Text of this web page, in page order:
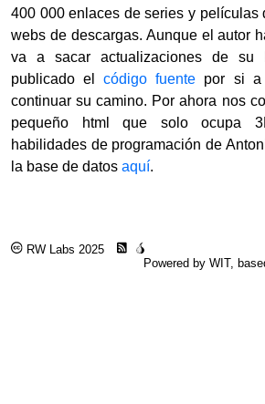
400 000 enlaces de series y películas
webs de descargas. Aunque el autor
va a sacar actualizaciones de su
publicado elcódigo fuente por si a
continuar su camino. Por ahora nos
pequeño html que solo ocupa
habilidades de programación de
la base de datosaquí.
RW Labs 2025
Powered by WIT,